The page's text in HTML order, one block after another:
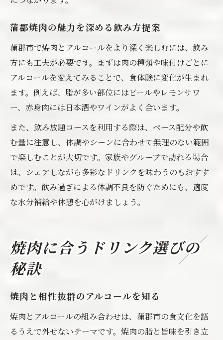
蒲郡焼肉の魅力を深める飲み方提案
蒲郡市で焼肉とアルコールをより深く楽しむには、飲み
方にも工夫が必要です。まずは肉の種類や味付けごとに
アルコールを変えてみることで、食体験に変化が生まれ
ます。例えば、脂が多い部位にはビールやレモンサワ
ー、赤身肉には日本酒やワインがよく合います。
また、飲み放題コースを利用する際は、ペース配分や飲
む量に注意し、体調やシーンに合わせて無理のない範囲
で楽しむことが大切です。家族やグループで訪れる場合
は、シェアしながら多彩なドリンクを味わうのもおすす
めです。飲み過ぎによる体調不良を防ぐためにも、適度
な水分補給や休憩を心がけましょう。
焼肉に合うドリンク選びの
秘訣
焼肉と相性抜群のアルコールを知る
焼肉とアルコールの組み合わせは、蒲郡市の食文化を語
るうえで外せないテーマです。焼肉の脂と旨味を引き立